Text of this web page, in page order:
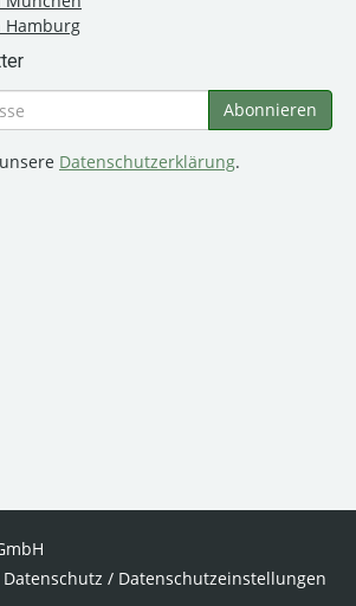
Hamburg
Datenschutzerklärung.
Datenschutz / Datenschutzeinstellungen